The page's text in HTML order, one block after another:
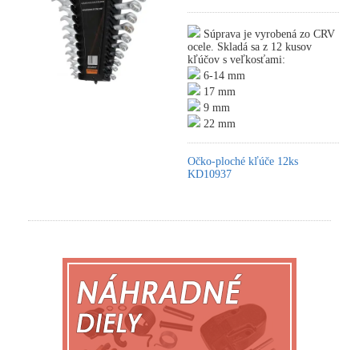
Súprava je vyrobená zo CRV
ocele. Skladá sa z 12 kusov
kľúčov s veľkosťami:
6-14 mm
17 mm
9 mm
22 mm
Očko-ploché kľúče 12ks
KD10937